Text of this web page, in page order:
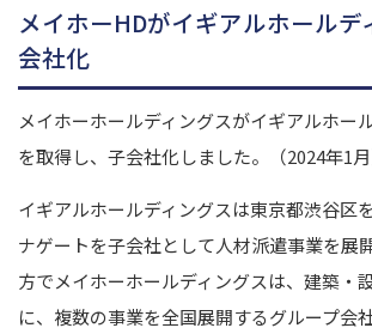
メイホーHDがイギアルホールデ
会社化
メイホーホールディングスがイギアルホー
を取得し、子会社化しました。（2024年1月
イギアルホールディングスは東京都渋谷区
ナゲートを子会社として人材派遣事業を展
方でメイホーホールディングスは、建築・
に、複数の事業を全国展開するグループ会